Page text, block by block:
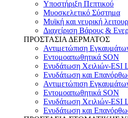
Υποστήριξη Πεπτικού
Μυοσκελετικό Σύστημα
Μυϊκή και νευρική
Διαχείριση Βάρους &
ΠΡΟΣΤΑΣΙΑ ΔΕΡΜΑΤΟΣ
Αντιμετώπιση
Εντομοαπωθητικά SON
Ενυδάτωση Χειλιών-ESI
Ενυδάτωση και
Αντιμετώπιση
Εντομοαπωθητικά SON
Ενυδάτωση Χειλιών-ESI
Ενυδάτωση και